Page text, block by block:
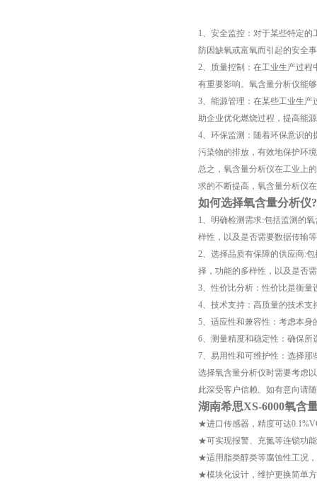
1、安全监控：对于某些特定
防因缺氧或富氧而引起的安全
2、质量控制：在工业生产过
有重要影响。氧含量分析仪能
3、能源管理：在某些工业生
助企业优化燃烧过程，提高能
4、环保监测：随着环保意识
污染物的排放，有效地保护环
总之，氧含量分析仪在工业上
求的不断提高，氧含量分析仪
如何选择氧含量分析仪?
1、明确检测需求:包括监测的
样性，以及是否需要数据传输
2、选择品质有保障的供应商:
择，功能的多样性，以及是否
3、性价比分析：性价比是衡量
4、技术支持：高质量的技术
5、适应性和兼容性：考虑本
6、测量精度和稳定性：确保
7、易用性和可维护性：选择
选择氧含量分析仪时需要考虑
此深受客户信赖。如有意向请
湖南希思XS-6000氧含
★进口传感器，精度可达
★可实现报警、充氮等连锁功能
★适用脂类醇类等腐蚀性工况
★模块化设计，维护更换简单